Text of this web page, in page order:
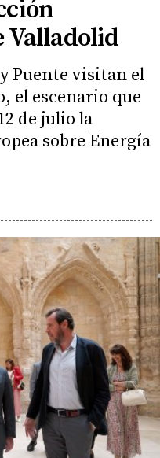
Valladolid
Puente visitan el
el escenario que
de julio la
sobre Energía